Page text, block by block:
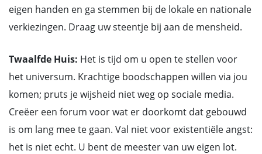
eigen handen en ga stemmen bij de lokale en nationale
verkiezingen. Draag uw steentje bij aan de mensheid.
Twaalfde Huis: Het is tijd om u open te stellen voor
het universum. Krachtige boodschappen willen via jou
komen; pruts je wijsheid niet weg op sociale media.
Creëer een forum voor wat er doorkomt dat gebouwd
is om lang mee te gaan. Val niet voor existentiële angst:
het is niet echt. U bent de meester van uw eigen lot.